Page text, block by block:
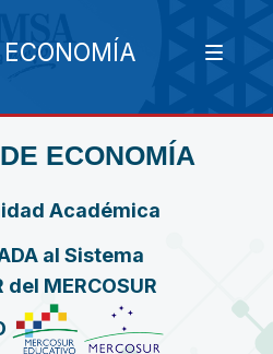
ECONOMÍA
Académica
al Sistema
del MERCOSUR